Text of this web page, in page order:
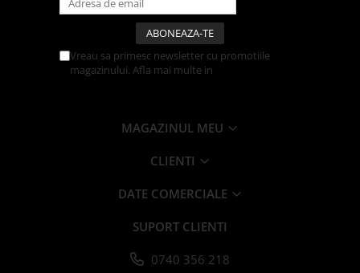
Vreau sa primesc newsletter cu promotiile
magazinului. Afla mai multe in
MAGAZINUL MEU
CLIENTI
DATE COMERCIALE
SUPORT CLIENTI
0740 356 218